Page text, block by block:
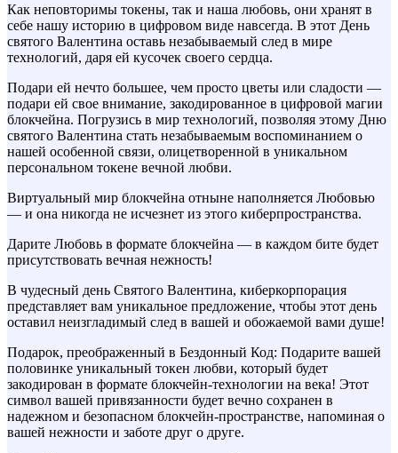
Как неповторимы токены, так и наша любовь, они хранят в
себе нашу историю в цифровом виде навсегда. В этот День
святого Валентина оставь незабываемый след в мире
технологий, даря ей кусочек своего сердца.
Подари ей нечто большее, чем просто цветы или сладости —
подари ей свое внимание, закодированное в цифровой магии
блокчейна. Погрузись в мир технологий, позволяя этому Дню
святого Валентина стать незабываемым воспоминанием о
нашей особенной связи, олицетворенной в уникальном
персональном токене вечной любви.
Виртуальный мир блокчейна отныне наполняется Любовью
— и она никогда не исчезнет из этого киберпространства.
Дарите Любовь в формате блокчейна — в каждом бите будет
присутствовать вечная нежность!
В чудесный день Святого Валентина, киберкорпорация
представляет вам уникальное предложение, чтобы этот день
оставил неизгладимый след в вашей и обожаемой вами душе!
Подарок, преображенный в Бездонный Код: Подарите вашей
половинке уникальный токен любви, который будет
закодирован в формате блокчейн-технологии на века! Этот
символ вашей привязанности будет вечно сохранен в
надежном и безопасном блокчейн-пространстве, напоминая о
вашей нежности и заботе друг о друге.